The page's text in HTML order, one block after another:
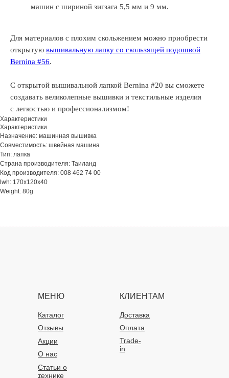
машин с шириной зигзага 5,5 мм и 9 мм.
Для материалов с плохим скольжением можно приобрести
открытую вышивальную лапку со скользящей подошвой
Bernina #56.
С открытой вышивальной лапкой Bernina #20 вы сможете
создавать великолепные вышивки и текстильные изделия
с легкостью и профессионализмом!
Характеристики
Характеристики
Назначение: машинная вышивка
Совместимость: швейная машина
Тип: лапка
Страна производителя: Таиланд
Код производителя: 008 462 74 00
lwh: 170x120x40
Weight: 80g
МЕНЮ КЛИЕНТАМ
Каталог
О нас
Доставка
Статьи о
технике
Оплата
Отзывы
Акции
Trade-
in